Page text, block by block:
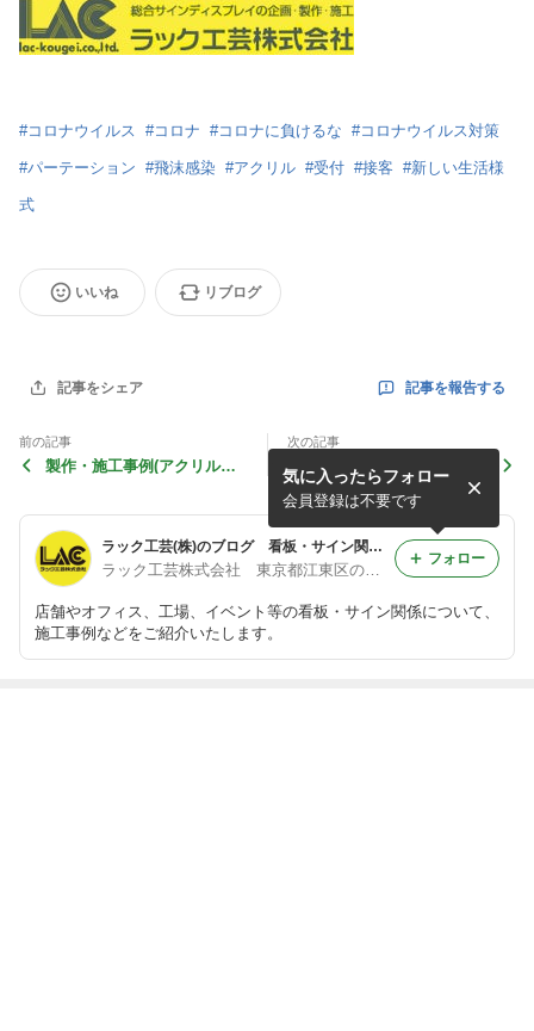
#コロナウイルス #コロナ #コロナに負けるな #コロナウイルス対策
#パーテーション #飛沫感染 #アクリル #受付 #接客 #新しい生活様
式
いいね リブログ
記事をシェア 記事を報告する
前の記事
製作・施工事例(アクリル製
次の記事
製作・施工事例（飛沫感染対
策透明アクリルパーテーショ
ン）葬儀ホール
ラック工芸(株)のブログ 看板・サイン関係の施工事例など
店舗やオフィス、工場、イベント等の看板・サイン関係について、
施工事例などをご紹介いたします。
気に入ったらフォロー
会員登録は不要です
フォロー